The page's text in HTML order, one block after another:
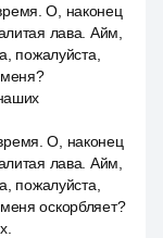
О, наконец
лава. Айм,
пожалуйста,
О, наконец
лава. Айм,
пожалуйста,
оскорбляет?